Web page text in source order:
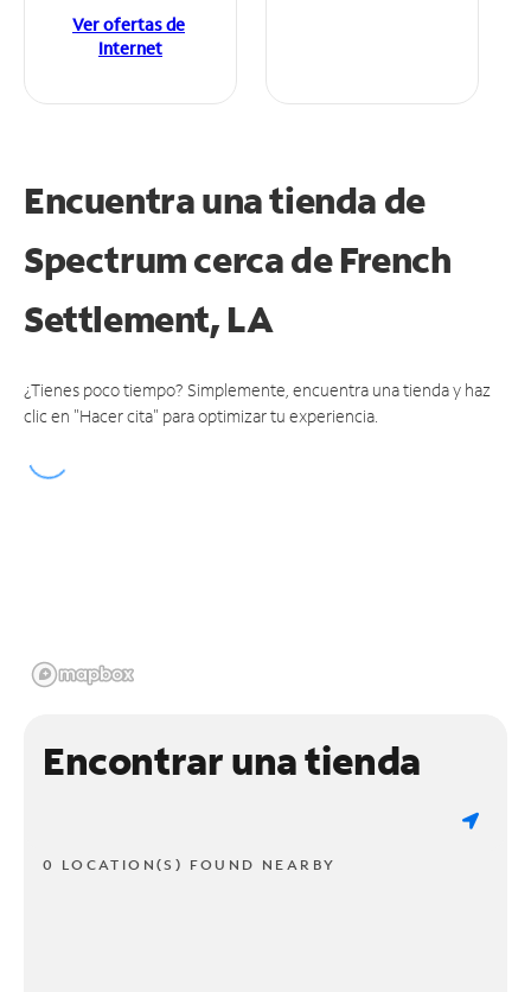
Ver ofertas de
Internet
Encuentra una tienda de
Spectrumcerca de French
Settlement, LA
¿Tienes poco tiempo? Simplemente, encuentra una tienda y haz
clic en "Hacer cita" para optimizar tu experiencia.
Encontrar una tienda
0 LOCATION(S) FOUND NEARBY